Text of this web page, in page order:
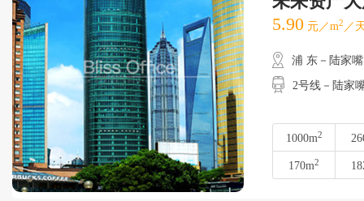
5.90 元／m2 ／
浦 东－陆家嘴
2号线－陆家
1000m2
170m2